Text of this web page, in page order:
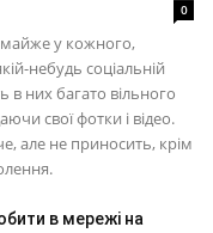
0
майже у кожного,
небудь соціальній
в них багато вільного
свої фотки і відео.
але не приносить, крім
в мережі на